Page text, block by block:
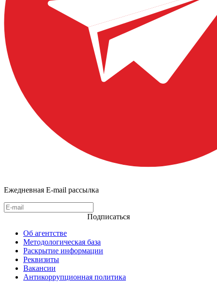
Ежедневная E-mail рассылка
Подписаться
Об агентстве
Методологическая база
Раскрытие информации
Реквизиты
Вакансии
Антикоррупционная политика